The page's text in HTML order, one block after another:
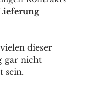
dieser
gar nicht
sein.